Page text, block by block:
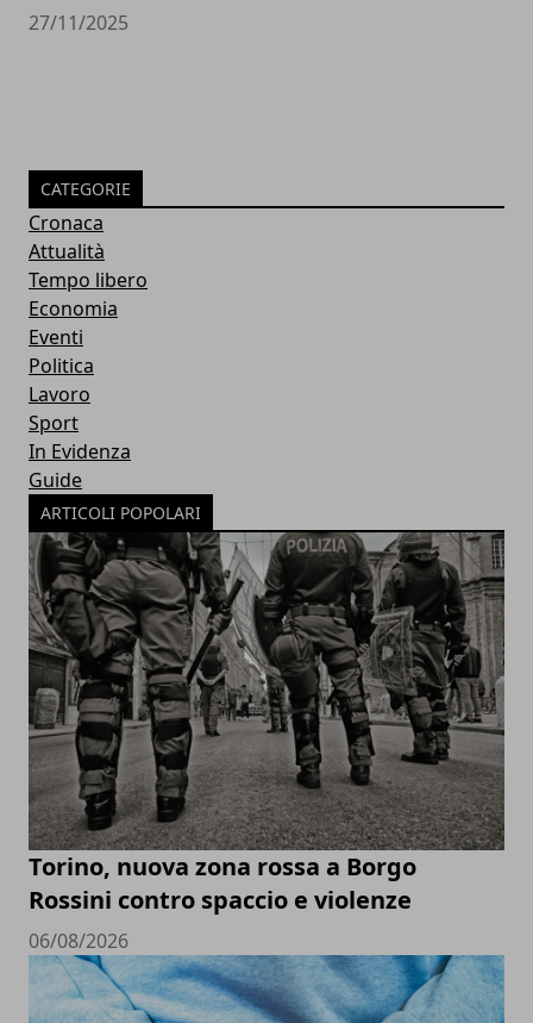
27/11/2025
CATEGORIE
Cronaca
Attualità
Tempo libero
Economia
Eventi
Politica
Lavoro
Sport
In Evidenza
Guide
ARTICOLI POPOLARI
Torino, nuova zona rossa a Borgo
Rossini contro spaccio e violenze
06/08/2026